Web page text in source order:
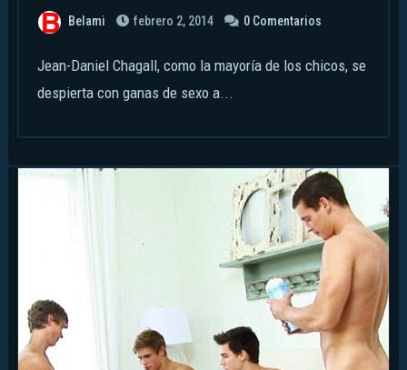
Belami febrero 2, 2014 0 Comentarios
Jean-Daniel Chagall, como la mayoría de los chicos, se
despierta con ganas de sexo a...